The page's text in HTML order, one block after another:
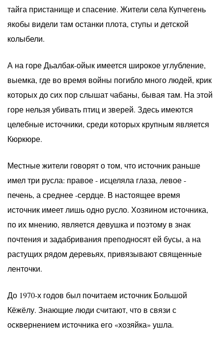
тайга пристанище и спасение. Жители села Купчегень
якобы видели там останки плота, ступы и детской
колыбели.
А на горе Дьалбак-ойык имеется широкое углубление,
выемка, где во время войны погибло много людей, крик
которых до сих пор слышат чабаны, бывая там. На этой
горе нельзя убивать птиц и зверей. Здесь имеются
целебные источники, среди которых крупным является
Кюркюре.
Местные жители говорят о том, что источник раньше
имел три русла: правое - исцеляла глаза, левое -
печень, а среднее -сердце. В настоящее время
источник имеет лишь одно русло. Хозяином источника,
по их мнению, является девушка и поэтому в знак
почтения и задабривания преподносят ей бусы, а на
растущих рядом деревьях, привязывают священные
ленточки.
До 1970-х годов был почитаем источник Большой
Кёжёлу. Знающие люди считают, что в связи с
осквернением источника его «хозяйка» ушла.